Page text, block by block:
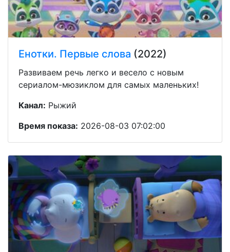
Енотки. Первые слова (2022)
Развиваем речь легко и весело с новым
сериалом-мюзиклом для самых маленьких!
Канал: Рыжий
Время показа: 2026-08-03 07:02:00